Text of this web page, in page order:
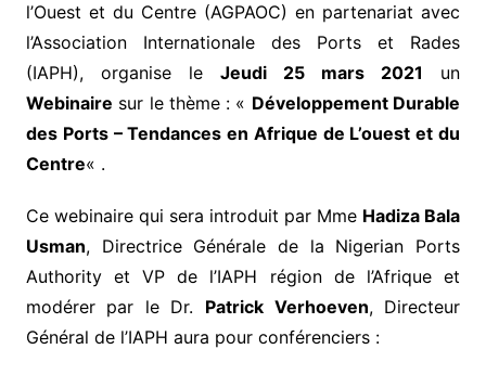
l’Ouest et du Centre (AGPAOC) en partenariat avec
l’Association Internationale des Ports et Rades
(IAPH), organise le Jeudi 25 mars 2021
un
Webinaire sur le thème : « Développement Durable
des Ports – Tendances en Afrique de L’ouest et du
Centre« .
Ce webinaire qui sera introduit par Mme Hadiza Bala
Usman, Directrice Générale de la Nigerian Ports
Authority et VP de l’IAPH région de l’Afrique et
modérer par le Dr. Patrick Verhoeven, Directeur
Général de l’IAPH aura pour conférenciers :